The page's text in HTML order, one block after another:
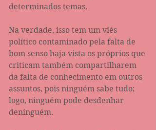
determinados temas.
Na verdade, isso tem um viés
político contaminado pela falta de
bom senso haja vista os próprios que
criticam também compartilharem
da falta de conhecimento em outros
assuntos, pois ninguém sabe tudo;
logo, ninguém pode desdenhar
deninguém.